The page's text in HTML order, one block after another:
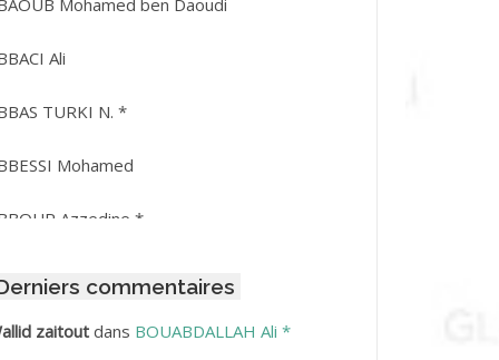
Ali
TURKI N. *
Mohamed
Azzedine *
Amar
Hamid
commentaires
zaitoutdans BOUABDALLAH Ali *